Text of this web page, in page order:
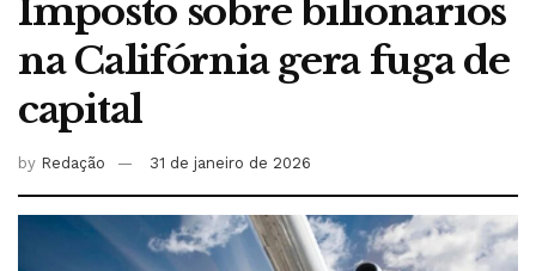
Imposto sobre bilionários
na Califórnia gera fuga de
capital
by Redação 31 de janeiro de 2026